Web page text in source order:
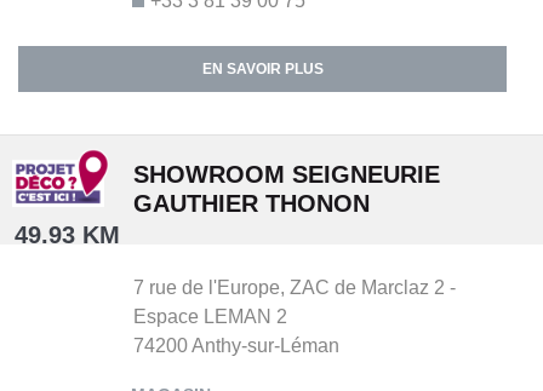
EN SAVOIR PLUS
49.93 KM
SHOWROOM SEIGNEURIE
GAUTHIER THONON
7 rue de l'Europe, ZAC de Marclaz 2 -
Espace LEMAN 2
74200Anthy-sur-Léman